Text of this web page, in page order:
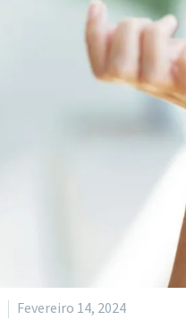
Fevereiro 14, 2024